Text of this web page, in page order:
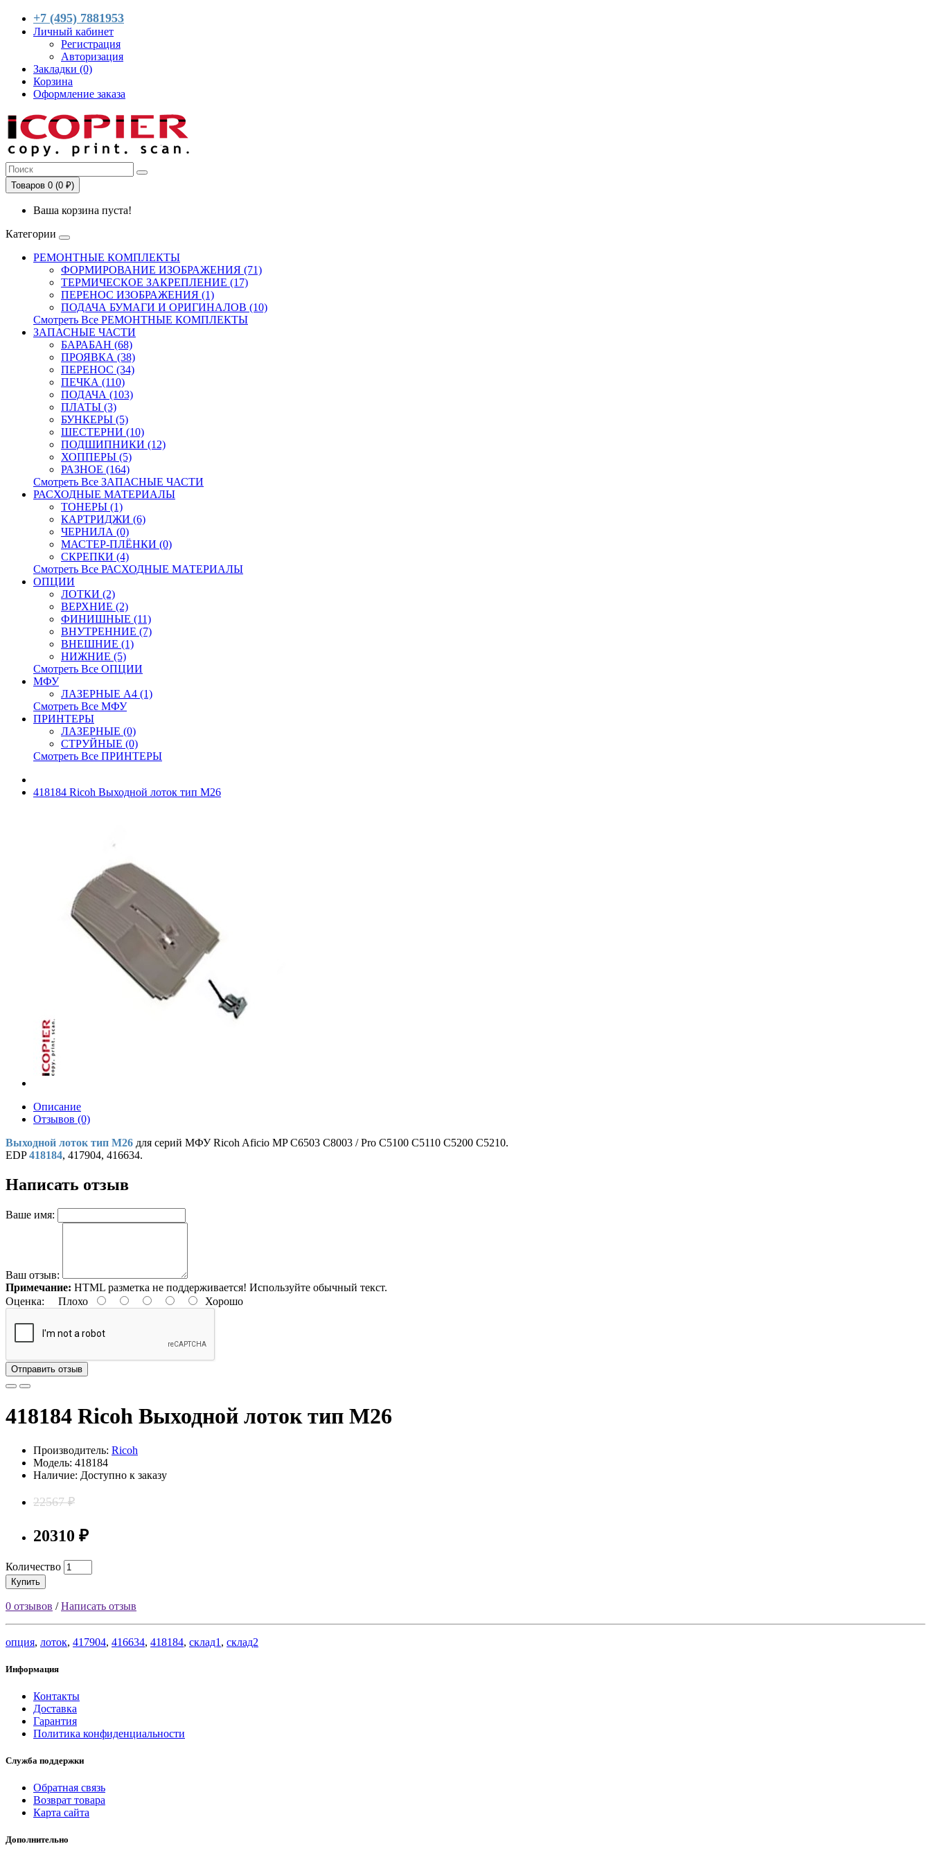
+7 (495) 7881953
Личный кабинет
Регистрация
Авторизация
Закладки (0)
Корзина
Оформление заказа
Товаров 0 (0 ₽)
Ваша корзина пуста!
Категории
РЕМОНТНЫЕ КОМПЛЕКТЫ
ФОРМИРОВАНИЕ ИЗОБРАЖЕНИЯ (71)
ТЕРМИЧЕСКОЕ ЗАКРЕПЛЕНИЕ (17)
ПЕРЕНОС ИЗОБРАЖЕНИЯ (1)
ПОДАЧА БУМАГИ И ОРИГИНАЛОВ (10)
Смотреть Все РЕМОНТНЫЕ КОМПЛЕКТЫ
ЗАПАСНЫЕ ЧАСТИ
БАРАБАН (68)
ПРОЯВКА (38)
ПЕРЕНОС (34)
ПЕЧКА (110)
ПОДАЧА (103)
ПЛАТЫ (3)
БУНКЕРЫ (5)
ШЕСТЕРНИ (10)
ПОДШИПНИКИ (12)
ХОППЕРЫ (5)
РАЗНОЕ (164)
Смотреть Все ЗАПАСНЫЕ ЧАСТИ
РАСХОДНЫЕ МАТЕРИАЛЫ
ТОНЕРЫ (1)
КАРТРИДЖИ (6)
ЧЕРНИЛА (0)
МАСТЕР-ПЛЁНКИ (0)
СКРЕПКИ (4)
Смотреть Все РАСХОДНЫЕ МАТЕРИАЛЫ
ОПЦИИ
ЛОТКИ (2)
ВЕРХНИЕ (2)
ФИНИШНЫЕ (11)
ВНУТРЕННИЕ (7)
ВНЕШНИЕ (1)
НИЖНИЕ (5)
Смотреть Все ОПЦИИ
МФУ
ЛАЗЕРНЫЕ A4 (1)
Смотреть Все МФУ
ПРИНТЕРЫ
ЛАЗЕРНЫЕ (0)
СТРУЙНЫЕ (0)
Смотреть Все ПРИНТЕРЫ
418184 Ricoh Выходной лоток тип M26
Описание
Отзывов (0)
Выходной лоток тип M26 для серий МФУ Ricoh Aficio MP C6503 C8003 / Pro C5100 C5110 C5200 C5210.
EDP418184, 417904, 416634.
Написать отзыв
Ваше имя:
Ваш отзыв:
Примечание: HTML разметка не поддерживается! Используйте обычный текст.
Оценка: Плохо Хорошо
Отправить отзыв
418184 Ricoh Выходной лоток тип M26
Производитель: Ricoh
Модель: 418184
Наличие: Доступно к заказу
22567 ₽
20310 ₽
Количество
Купить
0 отзывов /Написать отзыв
опция, лоток, 417904, 416634, 418184, склад1 , склад2
Информация
Контакты
Доставка
Гарантия
Политика конфиденциальности
Служба поддержки
Обратная связь
Возврат товара
Карта сайта
Дополнительно